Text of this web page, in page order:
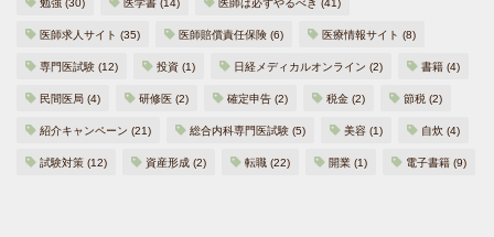
医師求人サイト (35) 医師賠償責任保険 (6) 医療情報サイト (8)
専門医試験 (12) 投資 (1) 日経メディカルオンライン (2) 書籍 (4)
民間医局 (4) 研修医 (2) 確定申告 (2) 税金 (2) 節税 (2)
紹介キャンペーン (21) 総合内科専門医試験 (5) 美容 (1) 自炊 (4)
試験対策 (12) 資産形成 (2) 転職 (22) 開業 (1) 電子書籍 (9)